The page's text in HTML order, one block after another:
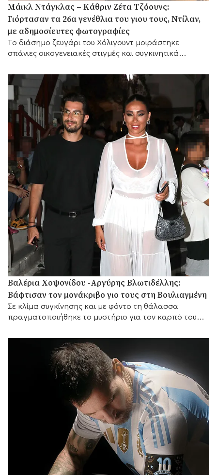
Μάικλ Ντάγκλας – Κάθριν Ζέτα Τζόουνς:
Γιόρτασαν τα 26α γενέθλια του γιου τους, Ντίλαν,
με αδημοσίευτες φωτογραφίες
Το διάσημο ζευγάρι του Χόλιγουντ μοιράστηκε
σπάνιες οικογενειακές στιγμές και συγκινητικά
προσθέτει τις δικές της θερμές ευχές.
Βαλέρια Χοψονίδου -Αργύρης Βλωτιδέλλης:
Βάφτισαν τον μονάκριβο γιο τους στη Βουλιαγμένη
Σε κλίμα συγκίνησης και με φόντο τη θάλασσα
πραγματοποιήθηκε το μυστήριο για τον καρπό του
τους.